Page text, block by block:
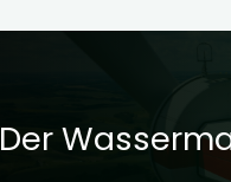
Der